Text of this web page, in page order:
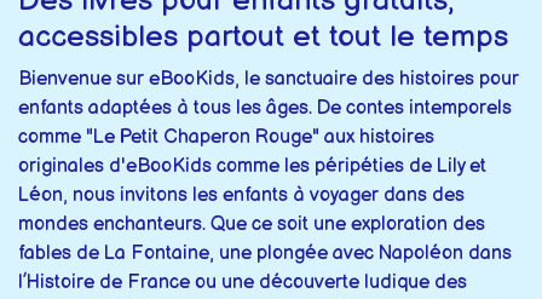
accessibles partout et tout le temps
Bienvenue sur eBooKids, le sanctuaire des histoires pour
enfants adaptées à tous les âges. De contes intemporels
comme "Le Petit Chaperon Rouge" aux histoires
originales d'eBooKids comme les péripéties de Lily et
Léon, nous invitons les enfants à voyager dans des
mondes enchanteurs. Que ce soit une exploration des
fables de La Fontaine, une plongée avec Napoléon dans
l’Histoire de France ou une découverte ludique des